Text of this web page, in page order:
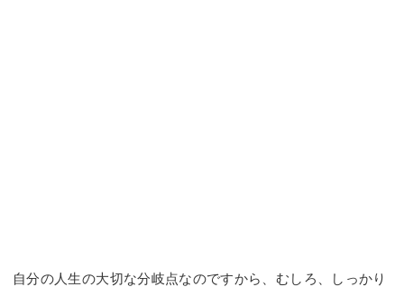
自分の人生の大切な分岐点なのですから、むしろ、しっかり